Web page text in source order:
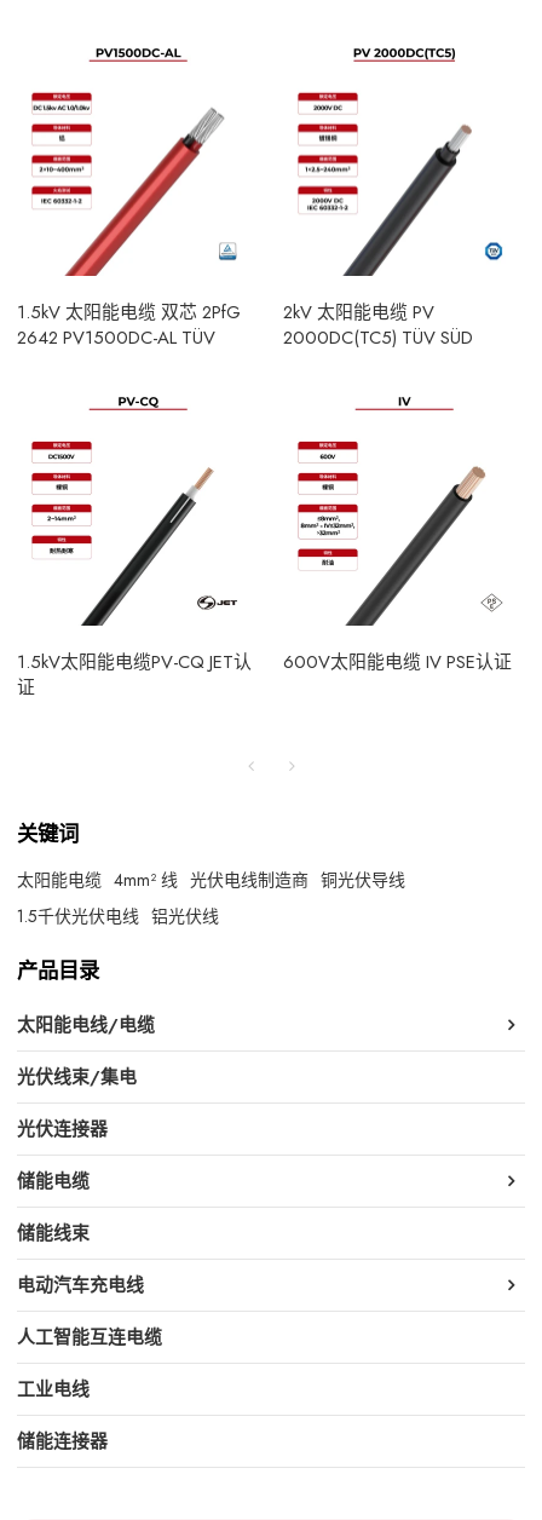
1.5kV 太阳能电缆 双芯 2PfG
2642 PV1500DC-AL TÜV
2kV 太阳能电缆 PV
2000DC(TC5) TÜV SÜD
1.5kV太阳能电缆PV-CQ JET认
证
600V太阳能电缆 IV PSE认证
关键词
太阳能电缆 4mm² 线 光伏电线制造商 铜光伏导线
1.5千伏光伏电线 铝光伏线
产品目录
太阳能电线/电缆
光伏线束/集电
光伏连接器
储能电缆
储能线束
电动汽车充电线
人工智能互连电缆
工业电线
储能连接器